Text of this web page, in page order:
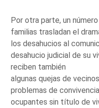
Por otra parte, un
familias trasladan el
los desahucios al
desahucio judicial de su
reciben también
algunas quejas de
problemas de
ocupantes sin título de